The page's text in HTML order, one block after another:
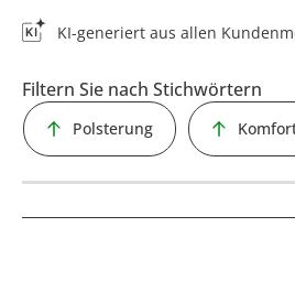
KI-generiert aus allen
Filtern Sie nach Stichwörtern
Polsterung